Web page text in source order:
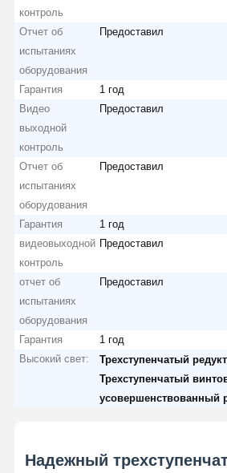
контроль
Отчет об
испытаниях
оборудования
Предоставил
Гарантия
1 год
Видео
выходной
контроль
Предоставил
Отчет об
испытаниях
оборудования
Предоставил
Гарантия
1 год
видеовыходной
контроль
Предоставил
отчет об
испытаниях
оборудования
Предоставил
Гарантия
1 год
Высокий свет:
Трехступенчатый
Трехступенчатый
усовершенствованный
Надежный